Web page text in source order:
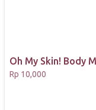
Rp 10,000